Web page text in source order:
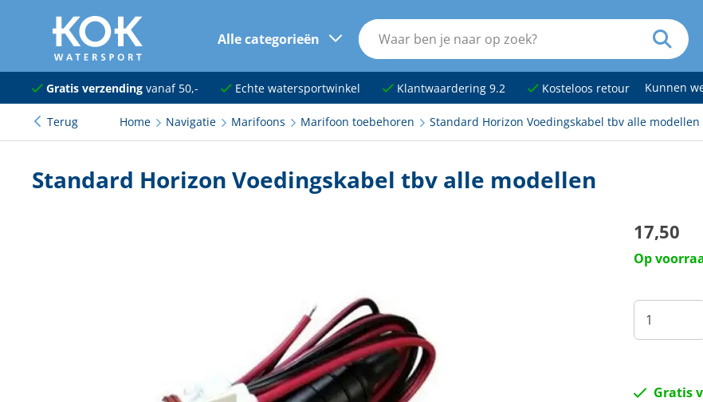
naar hoofdinhoud
Alle categorieën
Navigatie
Dekuitrusting
Gratis verzendingvanaf 50,- Echte watersportwinkel Klantwaardering 9.2 Kosteloos retour Kunnen
Terug Home Navigatie Marifoons Marifoon toebehoren Standard Horizon Voedingskabel tbv alle modellen
Standard Horizon Voedingskabel tbv alle modellen
17,50
Op
Gratis